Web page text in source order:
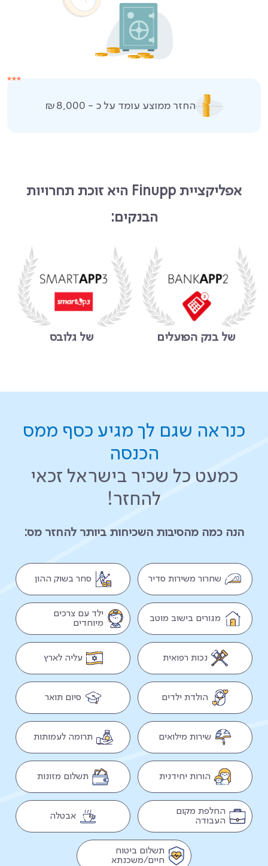
החזר ממוצע עומד על כ - ₪8,000
אפליקציית Finupp היא זוכת תחרויות
הבנקים:
של בנק הפועלים של גלובס
כנראה שגם לך מגיע כסף ממס
הכנסה
כמעט כל שכיר בישראל זכאי
להחזר!
הנה כמה מהסיבות השכיחות ביותר להחזר מס:
שחרור משירות סדיר סחר בשוק ההון
מגורים בישוב מוטב
ילד עם צרכים
מיוחדים
נכות רפואית עליה לארץ
הולדת ילדים סיום תואר
שירות מילואים תרומה לעמותות
הורות יחידנית תשלום מזונות
החלפת מקום
העבודה
אבטלה
תשלום ביטוח
חיים/משכנתא